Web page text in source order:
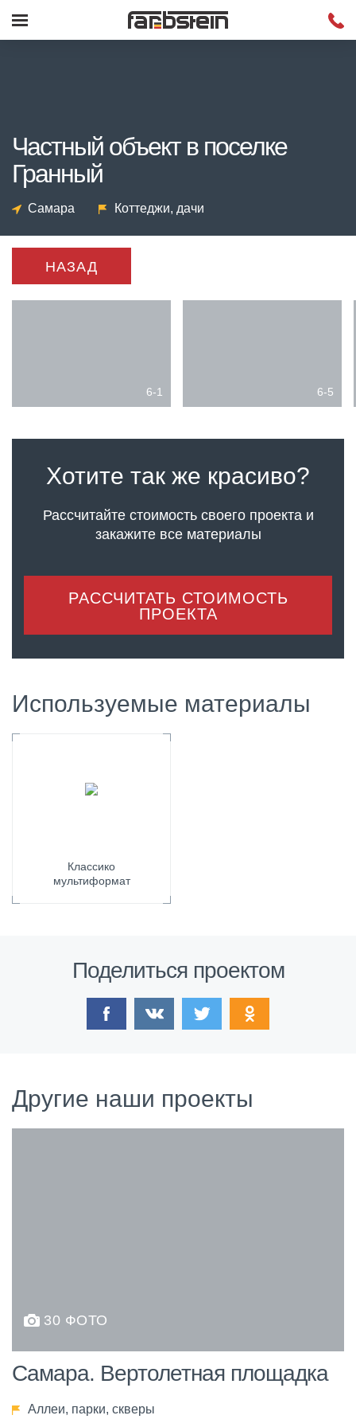
Частный объект в поселке
Гранный
Самара Коттеджи, дачи
НАЗАД
6-1 6-5
Хотите так же красиво?
Рассчитайте стоимость своего проектаи
закажите все материалы
РАССЧИТАТЬ СТОИМОСТЬ
ПРОЕКТА
Используемые материалы
Классико
мультиформат
Поделиться проектом
Другие наши проекты
30 ФОТО
Самара. Вертолетная площадка
Аллеи, парки, скверы